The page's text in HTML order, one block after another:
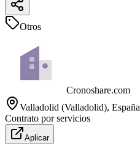
Otros
Cronoshare.com
Valladolid (Valladolid), España
Contrato por servicios
Aplicar